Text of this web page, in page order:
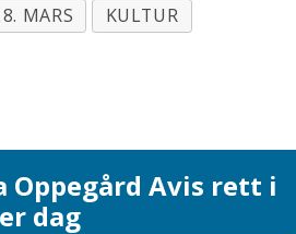
8. MARS
KULTUR
Oppegård Avis rett i
dag